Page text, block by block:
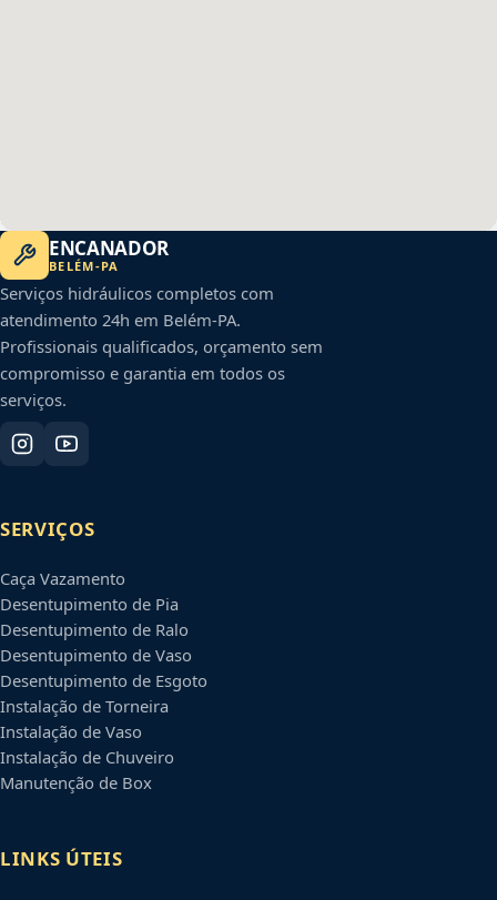
ENCANADOR
BELÉM-PA
Serviços hidráulicos completos com
atendimento 24h em Belém-PA.
Profissionais qualificados, orçamento sem
compromisso e garantia em todos os
serviços.
SERVIÇOS
Caça Vazamento
Desentupimento de Pia
Desentupimento de Ralo
Desentupimento de Vaso
Desentupimento de Esgoto
Instalação de Torneira
Instalação de Vaso
Instalação de Chuveiro
Manutenção de Box
LINKS ÚTEIS